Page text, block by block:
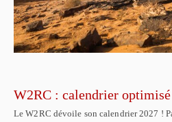
W2RC : calendrier
Le W2RC dévoile son calendrier 2027 !